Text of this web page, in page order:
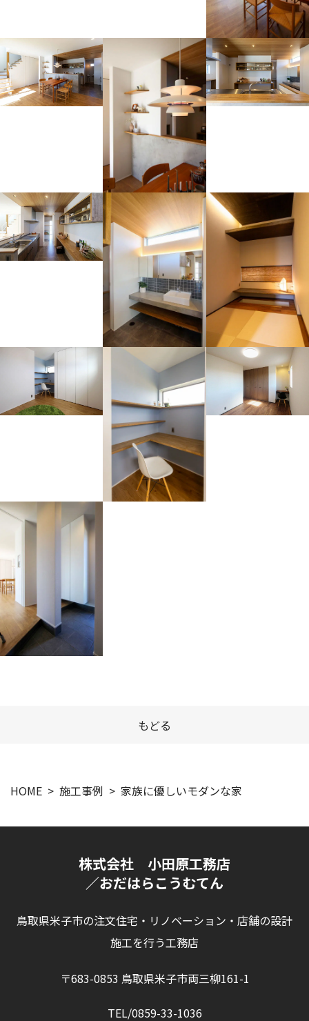
もどる
HOME 施工事例 家族に優しいモダンな家
株式会社 小田原工務店
／おだはらこうむてん
鳥取県米子市の注文住宅・リノベーション・店舗の設計
施工を行う工務店
〒683-0853 鳥取県米子市両三柳161-1
TEL/0859-33-1036